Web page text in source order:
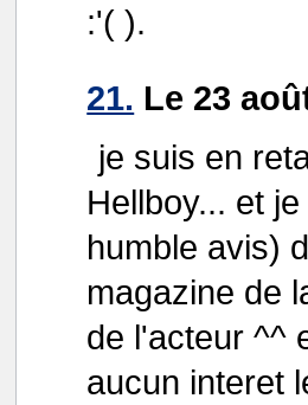
:'( ).
21. Le 23
je suis en
Hellboy... et
humble avis)
magazine de
de l'acteur ^^
aucun interet